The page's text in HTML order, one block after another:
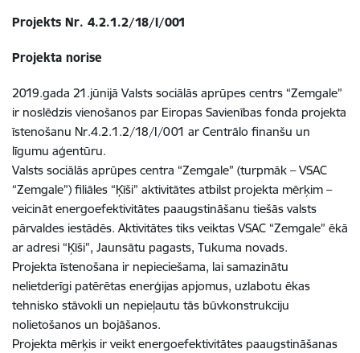
Projekts Nr. 4.2.1.2/18/I/001
Projekta norise
2019.gada 21.jūnijā Valsts sociālās aprūpes centrs “Zemgale”
ir noslēdzis vienošanos par Eiropas Savienības fonda projekta
īstenošanu Nr.4.2.1.2/18/I/001 ar Centrālo finanšu un
līgumu aģentūru.
Valsts sociālās aprūpes centra “Zemgale” (turpmāk – VSAC
“Zemgale”) filiāles “Ķīši” aktivitātes atbilst projekta mērķim –
veicināt energoefektivitātes paaugstināšanu tiešās valsts
pārvaldes iestādēs. Aktivitātes tiks veiktas VSAC “Zemgale” ēkā
ar adresi “Ķīši”, Jaunsātu pagasts, Tukuma novads.
Projekta īstenošana ir nepieciešama, lai samazinātu
nelietderīgi patērētas enerģijas apjomus, uzlabotu ēkas
tehnisko stāvokli un nepieļautu tās būvkonstrukciju
nolietošanos un bojāšanos.
Projekta mērķis ir veikt energoefektivitātes paaugstināšanas